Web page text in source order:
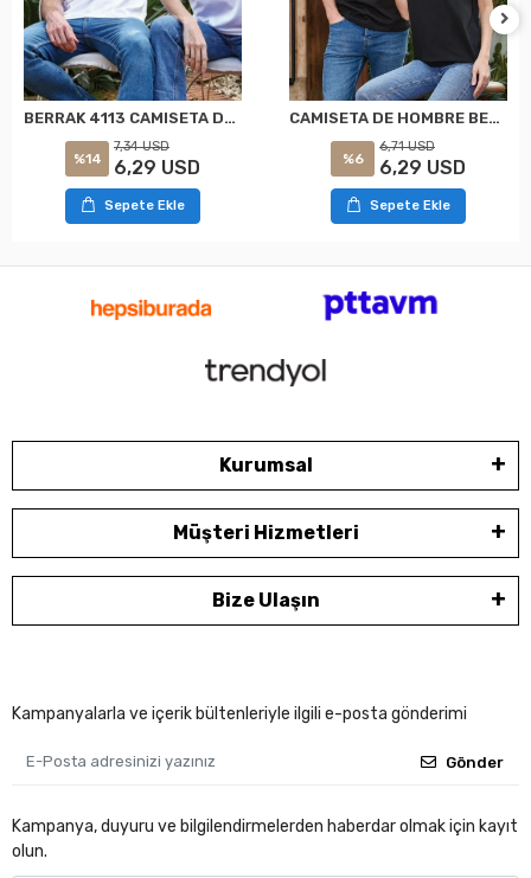
BERRAK 4113 CAMISETA DE HOMBRE BLANCO
%14
7,34 USD
6,29 USD
Sepete Ekle
CAMISETA DE HOMBRE BERRAK 4114 NEGRA
%6
6,71 USD
6,29 USD
Sepete Ekle
Kurumsal
Müşteri Hizmetleri
Bize Ulaşın
Kampanyalarla ve içerik bültenleriyle ilgili e-posta gönderimi
Gönder
Kampanya, duyuru ve bilgilendirmelerden haberdar olmak için kayıt
olun.